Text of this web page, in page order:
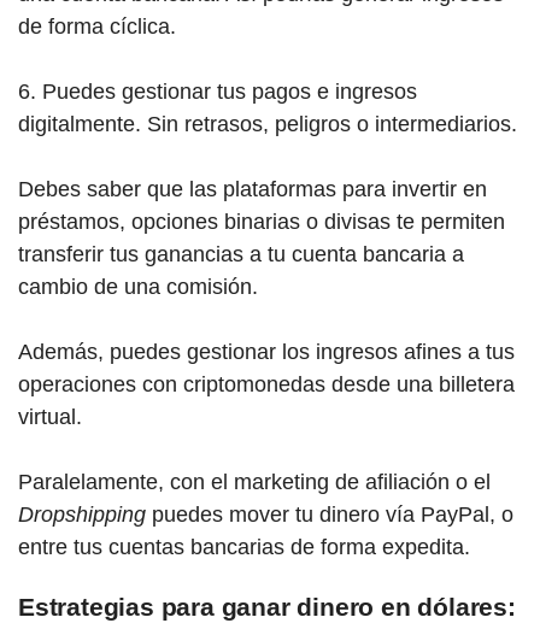
de forma cíclica.
6. Puedes gestionar tus pagos e ingresos
digitalmente. Sin retrasos, peligros o intermediarios.
Debes saber que las plataformas para invertir en
préstamos, opciones binarias o divisas te permiten
transferir tus ganancias a tu cuenta bancaria a
cambio de una comisión.
Además, puedes gestionar los ingresos afines a tus
operaciones con criptomonedas desde una billetera
virtual.
Paralelamente, con el marketing de afiliación o el
Dropshipping puedes mover tu dinero vía PayPal, o
entre tus cuentas bancarias de forma expedita.
Estrategias para ganar dinero en dólares: